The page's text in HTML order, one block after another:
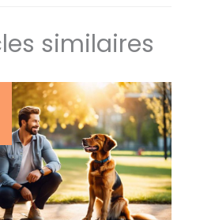
son moelleux d'origine
avant que votre chien ne
similaires